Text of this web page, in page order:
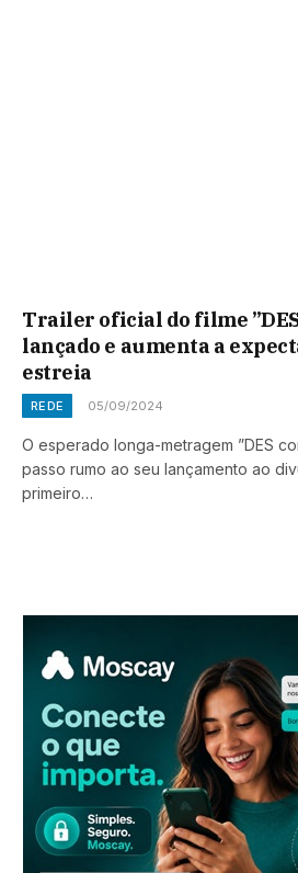
Trailer oficial do filme
lançado e aumenta a
estreia
REDE 05/09/2024
O esperado longa-metragem ”DES
passo rumo ao seu lançamento ao
primeiro…